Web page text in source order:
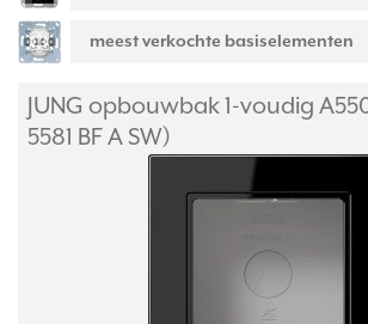
meest verkochte basiselementen
JUNG opbouwbak 1-voudig
5581 BF A SW)